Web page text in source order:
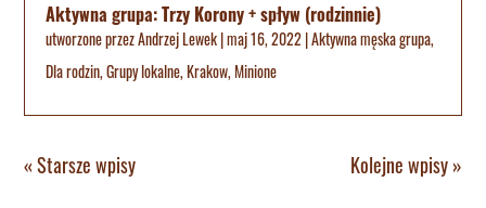
Aktywna grupa: Trzy Korony + spływ (rodzinnie)
utworzone przezAndrzej Lewek|maj 16, 2022|Aktywna męska grupa,
Dla rodzin,Grupy lokalne,Krakow,Minione
« Starsze wpisy Kolejne wpisy »